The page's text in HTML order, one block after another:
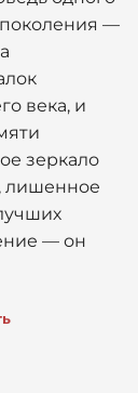
—
века, и
зеркало
лишенное
— он